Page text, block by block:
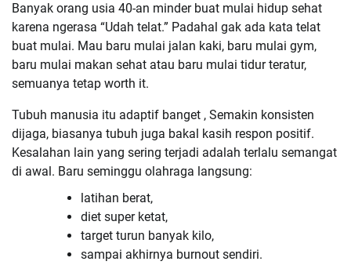
Banyak orang usia 40-an minder buat mulai hidup sehat
karena ngerasa “Udah telat.” Padahal gak ada kata telat
buat mulai. Mau baru mulai jalan kaki, baru mulai gym,
baru mulai makan sehat atau baru mulai tidur teratur,
semuanya tetap worth it.
Tubuh manusia itu adaptif banget , Semakin konsisten
dijaga, biasanya tubuh juga bakal kasih respon positif.
Kesalahan lain yang sering terjadi adalah terlalu semangat
di awal. Baru seminggu olahraga langsung:
latihan berat,
diet super ketat,
target turun banyak kilo,
sampai akhirnya burnout sendiri.